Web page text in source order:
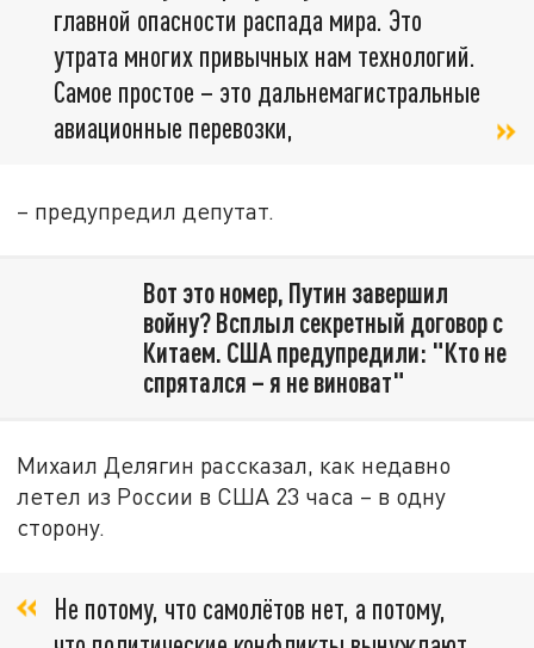
главной опасности распада мира. Это
утрата многих привычных нам технологий.
Самое простое – это дальнемагистральные
авиационные перевозки,
– предупредил депутат.
Вот это номер, Путин завершил
войну? Всплыл секретный договор с
Китаем. США предупредили: "Кто не
спрятался – я не виноват"
Михаил Делягин рассказал, как недавно
летел из России в США 23 часа – в одну
сторону.
Не потому, что самолётов нет, а потому,